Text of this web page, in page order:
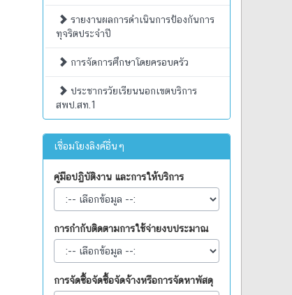
รายงานผลการดำเนินการป้องกันการ
ทุจริตประจำปี
การจัดการศึกษาโดยครอบครัว
ประชากรวัยเรียนนอกเขตบริการ
สพป.สท.1
เชื่อมโยงลิงค์อื่นๆ
คู่มือปฏิบัติงาน และการให้บริการ
การกำกับติดตามการใช้จ่ายงบประมาณ
การจัดซื้อจัดซื้อจัดจ้างหรือการจัดหาพัสดุ